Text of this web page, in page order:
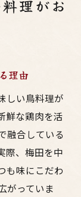
理がお
理由
しい鳥料理が
鮮な鶏肉を活
融合している
際、梅田を中
も味にこだわ
がっていま